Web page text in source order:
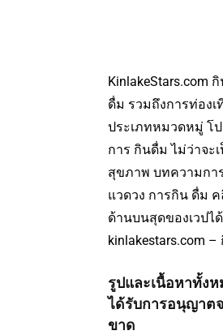
KinlakeStars.com
ดื่ม รวมถึงการท่อง
ประเภทหมวดหมู่ โ
การ กินดื่ม ไม่ว่าจะ
สุขภาพ บทความกา
แวดวง การกิน ดื่ม
ด้านบนสุดของเวปไ
kinlakestars.com
รูปและเนื้อหาทั้ง
ได้รับการอนุญาต
ขาด